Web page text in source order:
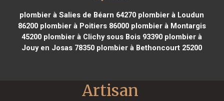
plombier à Salies de Béarn 64270 plombier à Loudun
86200plombier à Poitiers 86000plombier à Montargis
45200 plombier à Clichy sous Bois 93390 plombier à
Jouy en Josas 78350 plombier à Bethoncourt 25200
Artisan